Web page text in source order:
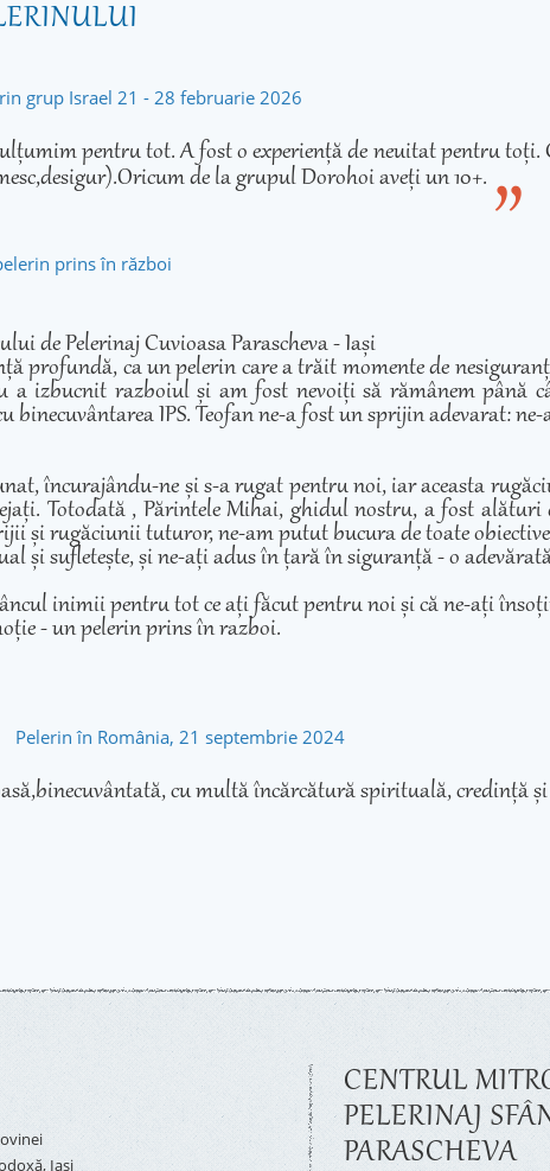
grup Israel 21 - 28 februarie 2026
pentru tot. A fost o experiență de neuitat pentru
de la grupul Dorohoi aveți un 10+.
prins în război
de Pelerinaj Cuvioasa Parascheva - Iași
profundă, ca un pelerin care a trăit momente de
a izbucnit razboiul și am fost nevoiți să rămânem până
binecuvântarea IPS. Teofan ne-a fost un sprijin adevarat:
încurajându-ne și s-a rugat pentru noi, iar aceasta
Totodată , Părintele Mihai, ghidul nostru, a fost
și rugăciunii tuturor, ne-am putut bucura de toate
și sufletește, și ne-ați adus în țară în siguranță - o
inimii pentru tot ce ați făcut pentru noi și că ne-ați
- un pelerin prins în razboi.
Pelerin în România, 21 septembrie 2024
cu multă încărcătură spirituală, credință
Iaşi
CENTRUL
PELERINAJ
PARASCHEVA